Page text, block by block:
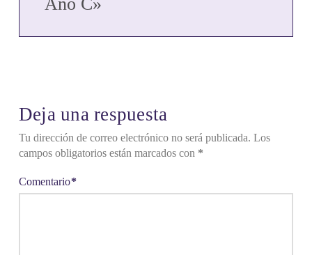
Deja una respuesta
Tu dirección de correo electrónico no será publicada. Los
campos obligatorios están marcados con *
Comentario*